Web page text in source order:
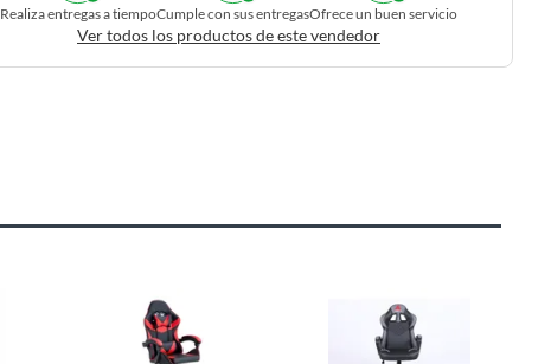
Realiza entregas a tiempoCumple con sus entregasOfrece un buen servicio
Ver todos los productos de este vendedor